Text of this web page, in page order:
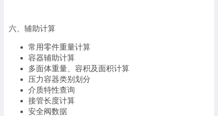
六、辅助计算
常用零件重量计算
容器辅助计算
多面体重量、容积及面积计算
压力容器类别划分
介质特性查询
接管长度计算
安全阀数据